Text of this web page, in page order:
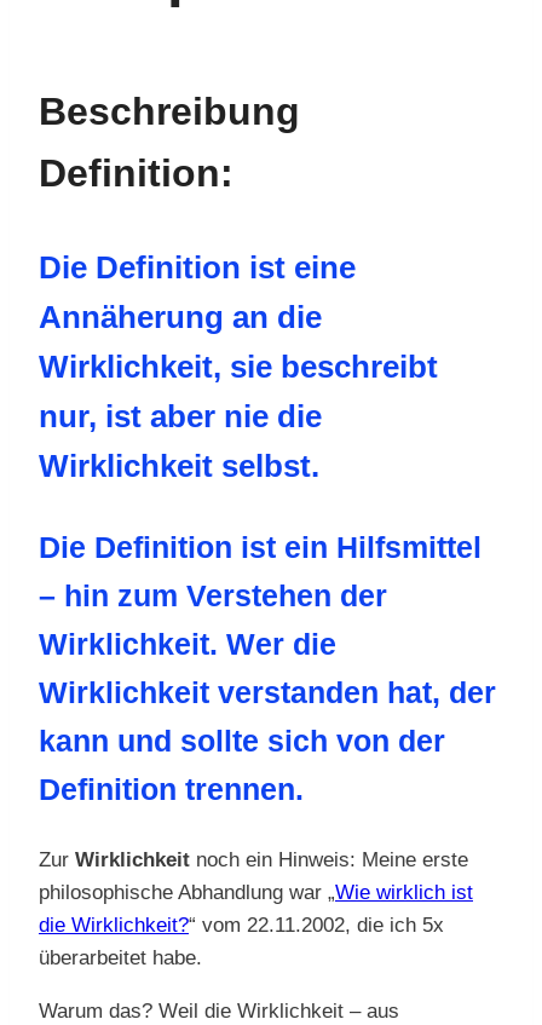
Beschreibung
Definition:
Die Definition ist eine
Annäherung an die
Wirklichkeit, sie beschreibt
nur, ist aber nie die
Wirklichkeit selbst.
Die Definition ist ein Hilfsmittel
– hin zum Verstehen der
Wirklichkeit. Wer die
Wirklichkeit verstanden hat, der
kann und sollte sich von der
Definition trennen.
Zur Wirklichkeit noch ein Hinweis: Meine erste
philosophische Abhandlung war „Wie wirklich ist
die Wirklichkeit?“ vom 22.11.2002, die ich 5x
überarbeitet habe.
Warum das? Weil die Wirklichkeit – aus